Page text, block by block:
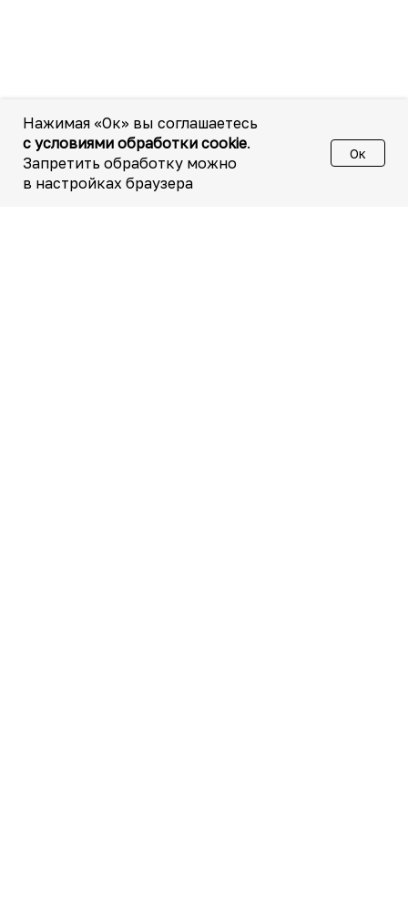
Нажимая «Ок» вы соглашаетесь
с условиями обработки cookie.
Запретить обработку можно
в настройках браузера
Ок